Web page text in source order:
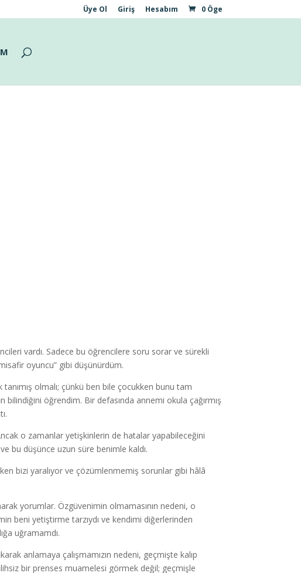
Üye Ol Giriş Hesabım 0 Öge
vardı. Sadece bu öğrencilere soru sorar ve sürekli
oyuncu” gibi düşünürdüm.
olmalı; çünkü ben bile çocukken bunu tam
bilindiğini öğrendim. Bir defasında annemi okula çağırmış
o zamanlar yetişkinlerin de hatalar yapabileceğini
bu düşünce uzun süre benimle kaldı.
bizi yaralıyor ve çözümlenmemiş sorunlar gibi hâlâ
yorumlar. Özgüvenimin olmamasının nedeni, o
beni yetiştirme tarzıydı ve kendimi diğerlerinden
uğramamdı.
anlamaya çalışmamızın nedeni, geçmişte kalıp
bir prenses muamelesi görmek değil; geçmişle